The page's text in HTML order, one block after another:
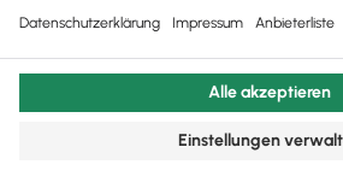
Impressum|Datenschutz|Cookie
Facebook
X